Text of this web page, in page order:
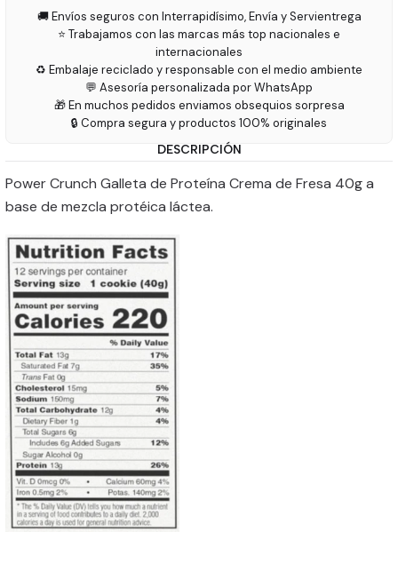
🚚 Envíos seguros con Interrapidísimo, Envía y Servientrega
⭐ Trabajamos con las marcas más top nacionales e
internacionales
♻️ Embalaje reciclado y responsable con el medio ambiente
💬 Asesoría personalizada por WhatsApp
🎁 En muchos pedidos enviamos obsequios sorpresa
🔒 Compra segura y productos 100% originales
DESCRIPCIÓN
Power Crunch Galleta de Proteína Crema de Fresa 40g a
base de mezcla protéica láctea.